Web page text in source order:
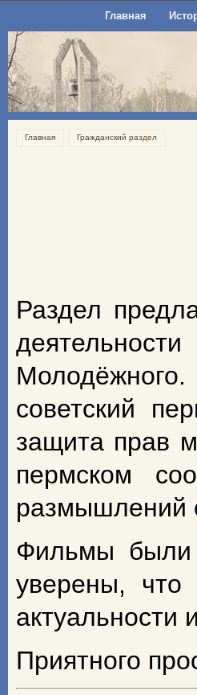
Главная
Главная Гражданский раздел
Раздел
советский
защита прав
пермском
размышлений
Фильмы
уверены,
актуальности
Приятного